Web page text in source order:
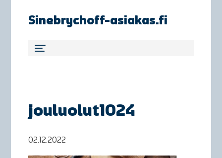
Sinebrychoff-asiakas.fi
jouluolut1024
02.12.2022